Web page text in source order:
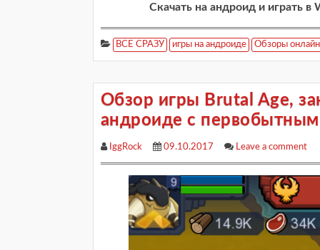
Скачать на андроид и играть
ВСЕ СРАЗУ игры на андроиде Обзоры онлайн
Обзор игры Brutal Age,
андроиде с первобытным
IggRock 09.10.2017 Leave a comment